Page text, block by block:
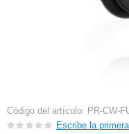
Código del artículo: PR-CW-
Escribe la